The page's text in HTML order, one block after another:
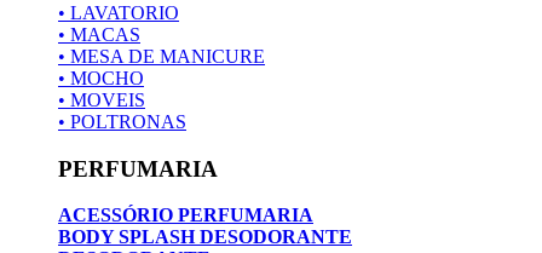
• LAVATORIO
• MACAS
• MESA DE MANICURE
• MOCHO
• MOVEIS
• POLTRONAS
PERFUMARIA
ACESSÓRIO PERFUMARIA
BODY SPLASH DESODORANTE